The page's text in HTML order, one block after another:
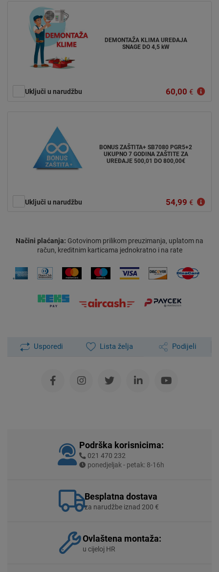
DEMONTAŽA KLIMA UREĐAJA
SNAGE DO 4,5 kW
Uključi u narudžbu 60,00 €
BONUS ZAŠTITA+ SB7080 PGR5+2
UKUPNO 7 GODINA ZAŠTITE ZA
UREĐAJE 500,01 DO 800,00€
Uključi u narudžbu 54,99 €
Načini plaćanja: Gotovinom prilikom preuzimanja, uplatom na
račun, kreditnim karticama jednokratno i na rate
Usporedi Lista želja Podijeli
Podrška korisnicima:
021 470 232
ponedjeljak - petak: 8-16h
Besplatna dostava
za narudžbe iznad 200 €
Ovlaštena montaža:
u cijeloj HR